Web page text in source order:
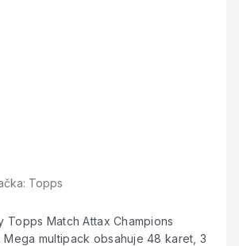
Topps
Topps Match Attax Champions
Mega multipack obsahuje 48 karet, 3